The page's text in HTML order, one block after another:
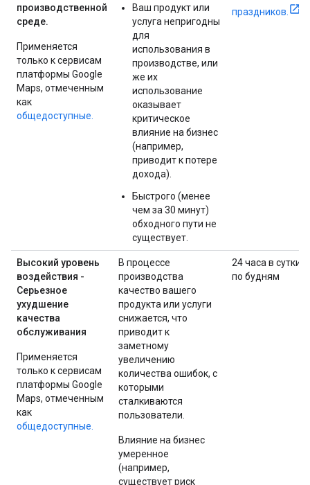
производственной
среде.
Применяется
только к сервисам
платформы Google
Maps, отмеченным
как
общедоступные.
Ваш продукт или
услуга непригодны
для
использования в
производстве, или
же их
использование
оказывает
критическое
влияние на бизнес
(например,
приводит к потере
дохода).
Быстрого (менее
чем за 30 минут)
обходного пути не
существует.
праздников.
Высокий уровень
воздействия -
Серьезное
ухудшение
качества
обслуживания
Применяется
только к сервисам
платформы Google
Maps, отмеченным
как
общедоступные.
В процессе
производства
качество вашего
продукта или услуги
снижается, что
приводит к
заметному
увеличению
количества ошибок, с
которыми
сталкиваются
пользователи.
Влияние на бизнес
умеренное
(например,
существует риск
24 часа в сутки
по будням